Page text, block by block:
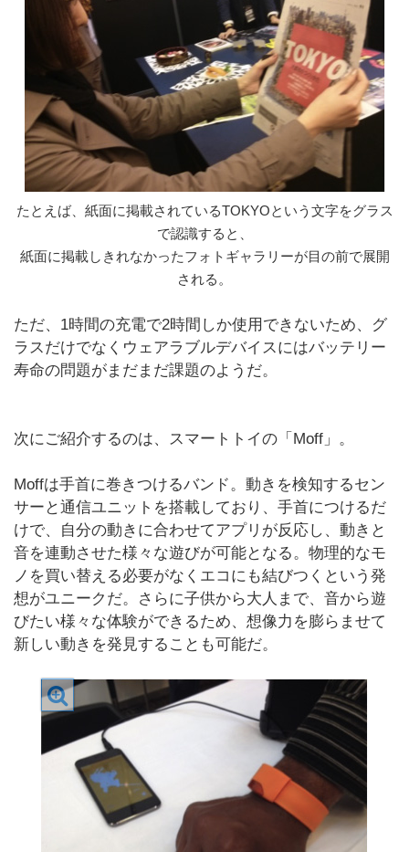
たとえば、紙面に掲載されているTOKYOという文字をグラス
で認識すると、
紙面に掲載しきれなかったフォトギャラリーが目の前で展開
される。
ただ、1時間の充電で2時間しか使用できないため、グ
ラスだけでなくウェアラブルデバイスにはバッテリー
寿命の問題がまだまだ課題のようだ。
次にご紹介するのは、スマートトイの「Moff」。
Moffは手首に巻きつけるバンド。動きを検知するセン
サーと通信ユニットを搭載しており、手首につけるだ
けで、自分の動きに合わせてアプリが反応し、動きと
音を連動させた様々な遊びが可能となる。物理的なモ
ノを買い替える必要がなくエコにも結びつくという発
想がユニークだ。さらに子供から大人まで、音から遊
びたい様々な体験ができるため、想像力を膨らませて
新しい動きを発見することも可能だ。